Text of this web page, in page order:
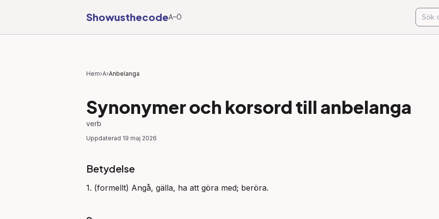
ShowusthecodeA–Ö
Hem›A›Anbelanga
Synonymer och korsord till anbelanga
verb
Uppdaterad 19 maj 2026
Betydelse
1. (formellt) Angå, gälla, ha att göra med; beröra.